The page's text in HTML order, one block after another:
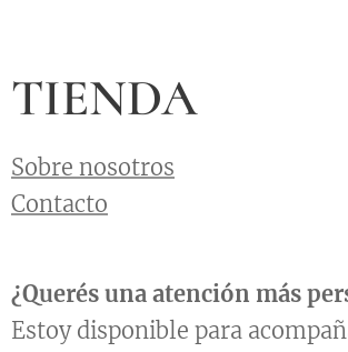
TIENDA
Sobre nosotros
Contacto
¿Querés una atención más
Estoy disponible para